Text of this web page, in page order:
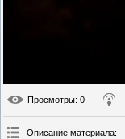
Просмотры: 0
Описание материала: